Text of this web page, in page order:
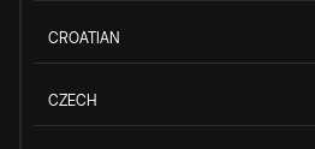
CROATIAN
CZECH